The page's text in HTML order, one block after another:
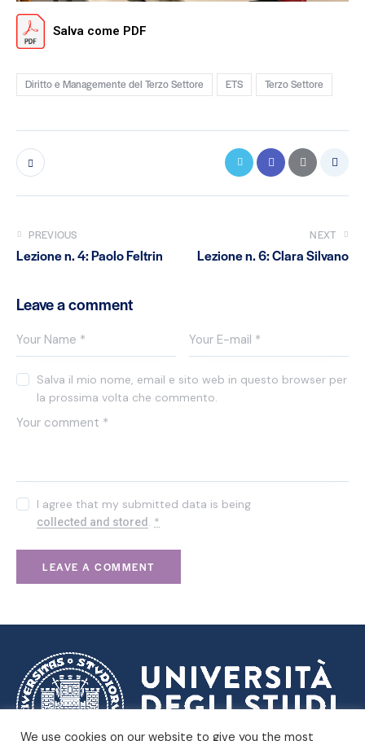
Salva come PDF
Diritto e Managemente del Terzo Settore ETS Terzo Settore
PREVIOUS
Lezione n. 4: Paolo Feltrin
NEXT
Lezione n. 6: Clara Silvano
Leave a comment
Salva il mio nome, email e sito web in questo browser per
la prossima volta che commento.
I agree that my submitted data is being
collected and stored . *
We use cookies on our website to give you the most